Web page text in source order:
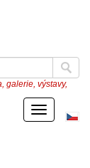
galerie, výstavy,
Menu